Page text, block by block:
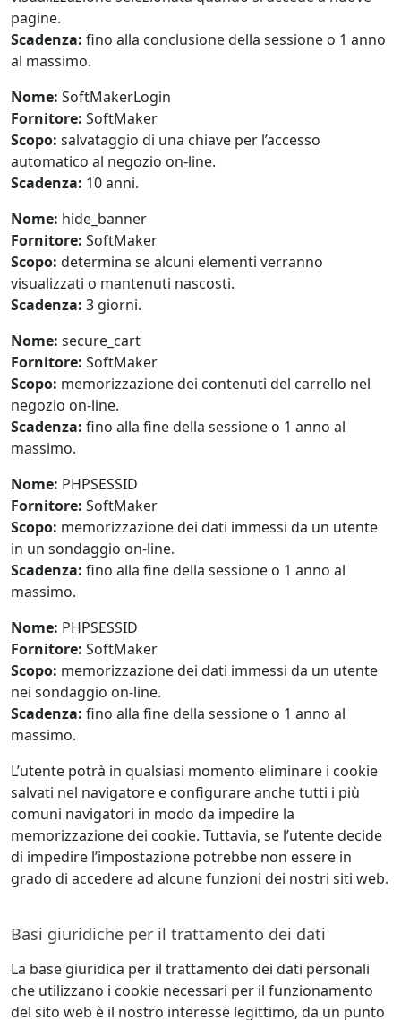
pagine.
Scadenza: fino alla conclusione della sessione o 1 anno
al massimo.
Nome: SoftMakerLogin
Fornitore: SoftMaker
Scopo: salvataggio di una chiave per l’accesso
automatico al negozio on-line.
Scadenza: 10 anni.
Nome: hide_banner
Fornitore: SoftMaker
Scopo: determina se alcuni elementi verranno
visualizzati o mantenuti nascosti.
Scadenza: 3 giorni.
Nome: secure_cart
Fornitore: SoftMaker
Scopo: memorizzazione dei contenuti del carrello nel
negozio on-line.
Scadenza: fino alla fine della sessione o 1 anno al
massimo.
Nome: PHPSESSID
Fornitore: SoftMaker
Scopo: memorizzazione dei dati immessi da un utente
in un sondaggio on-line.
Scadenza: fino alla fine della sessione o 1 anno al
massimo.
Nome: PHPSESSID
Fornitore: SoftMaker
Scopo: memorizzazione dei dati immessi da un utente
nei sondaggio on-line.
Scadenza: fino alla fine della sessione o 1 anno al
massimo.
L’utente potrà in qualsiasi momento eliminare i cookie
salvati nel navigatore e configurare anche tutti i più
comuni navigatori in modo da impedire la
memorizzazione dei cookie. Tuttavia, se l’utente decide
di impedire l’impostazione potrebbe non essere in
grado di accedere ad alcune funzioni dei nostri siti web.
Basi giuridiche per il trattamento dei dati
La base giuridica per il trattamento dei dati personali
che utilizzano i cookie necessari per il funzionamento
del sito web è il nostro interesse legittimo, da un punto